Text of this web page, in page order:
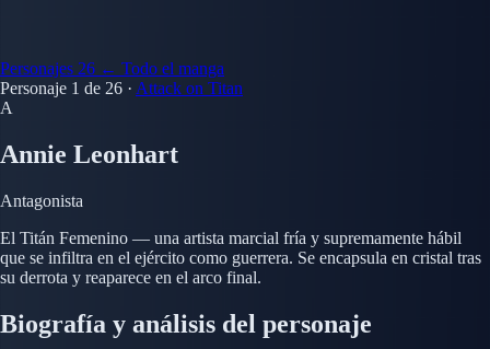
Personajes 26 ← Todo el manga
Personaje 1 de 26 · Attack on Titan
A
Annie Leonhart
Antagonista
El Titán Femenino — una artista marcial fría y supremamente hábil
que se infiltra en el ejército como guerrera. Se encapsula en cristal tras
su derrota y reaparece en el arco final.
Biografía y análisis del personaje